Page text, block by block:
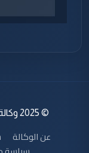
© 2025 وكالة نون الخبرية. جميع الحقوق محفوظة.
عن الوكالة